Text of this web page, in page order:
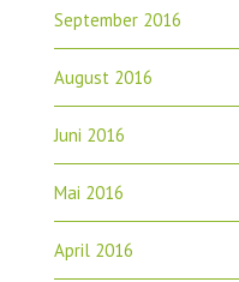
September 2016
August 2016
Juni 2016
Mai 2016
April 2016